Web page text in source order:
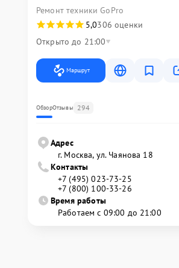
Ремонт техники GoPro
5,0306 оценки
Открыто до 21:00
Маршрут
ОбзорОтзывы 294
Адрес
г. Москва, ул. Чаянова 18
Контакты
+7 (495) 023-73-25
+7 (800) 100-33-26
Время работы
Работаем с 09:00 до 21:00